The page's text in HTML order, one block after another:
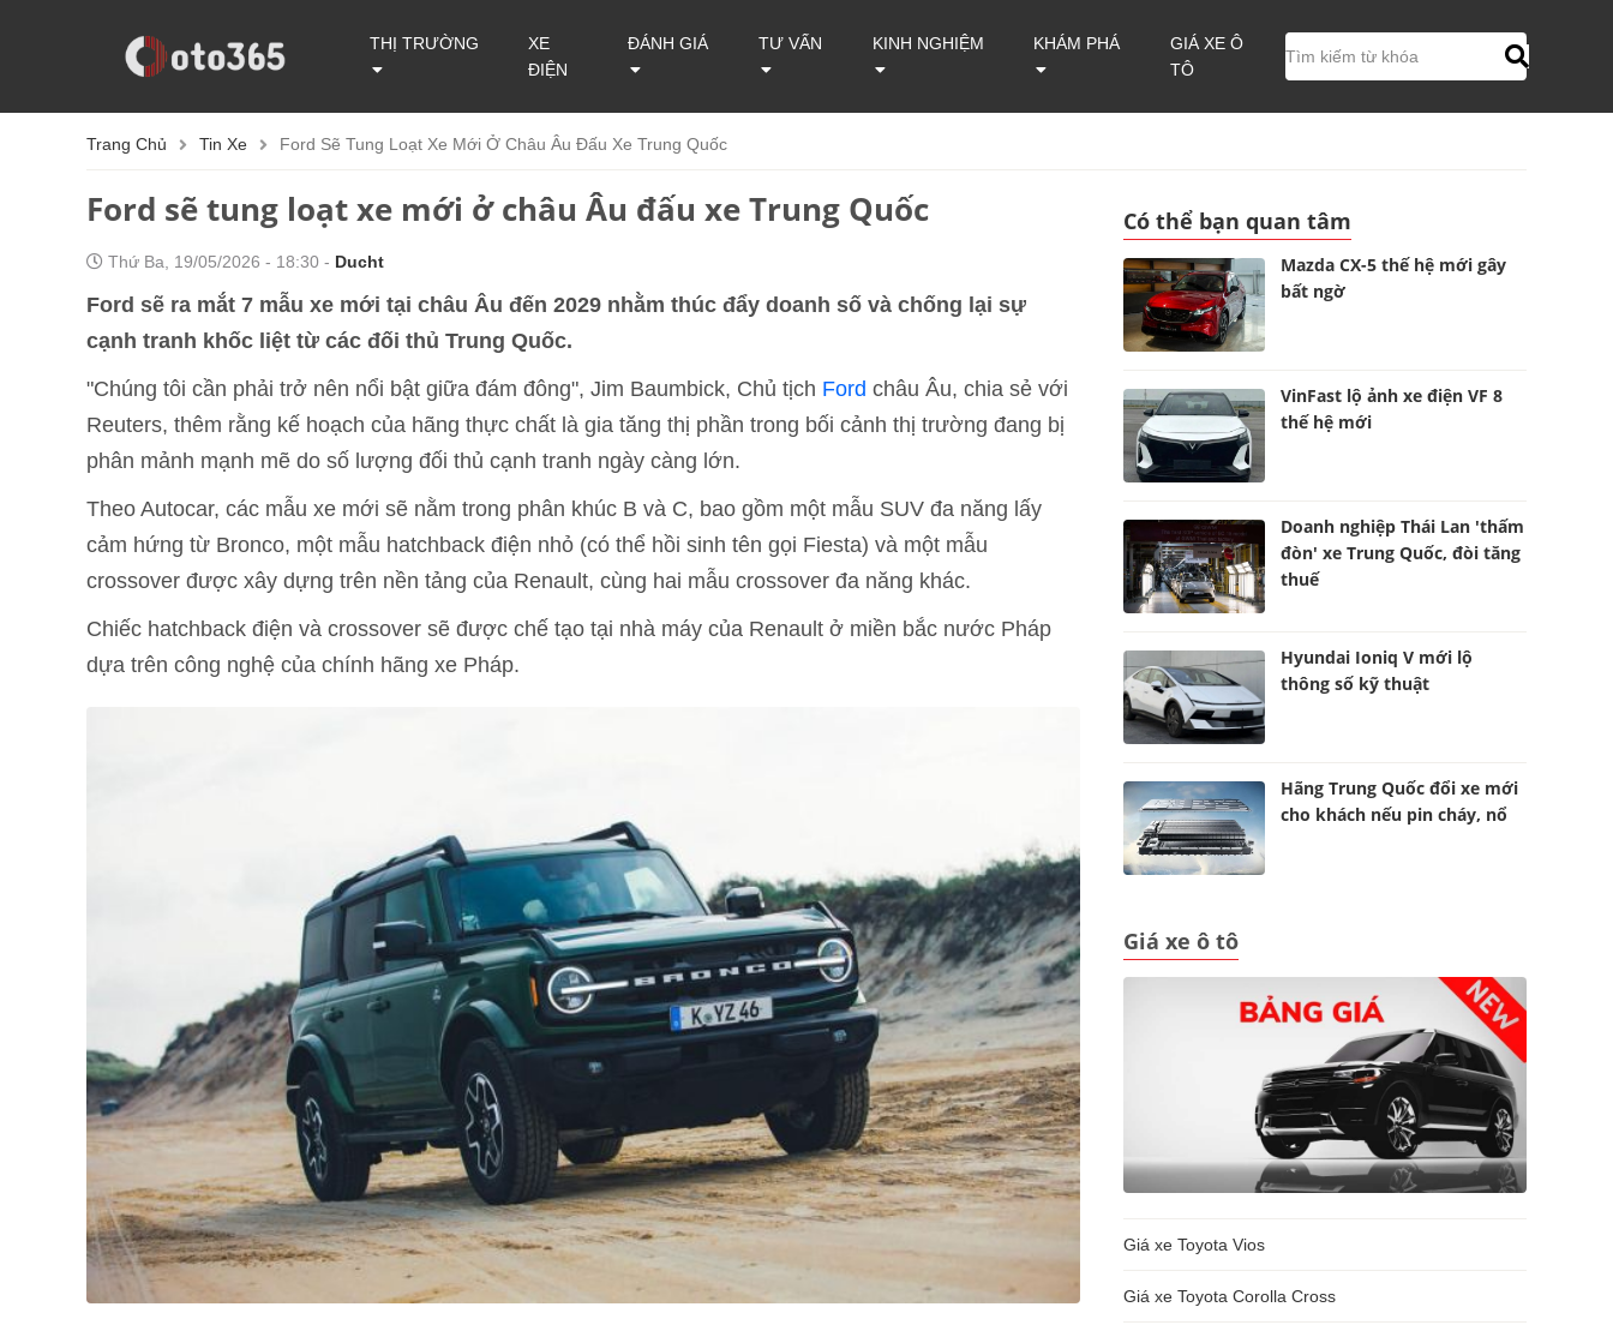
THỊ TRƯỜNG
XE
ĐIỆN
ĐÁNH GIÁ TƯ VẤN KINH NGHIỆM KHÁM PHÁ
GIÁ XE Ô
TÔ
Trang Chủ Tin Xe Ford Sẽ Tung Loạt Xe Mới Ở Châu Âu Đấu Xe Trung Quốc
Ford sẽ tung loạt xe mới ở châu Âu đấu xe Trung Quốc
Thứ Ba, 19/05/2026 - 18:30 - Ducht
Ford sẽ ra mắt 7 mẫu xe mới tại châu Âu đến 2029 nhằm thúc đẩy doanh số và chống lại sự
cạnh tranh khốc liệt từ các đối thủ Trung Quốc.
"Chúng tôi cần phải trở nên nổi bật giữa đám đông", Jim Baumbick, Chủ tịch Ford châu Âu, chia sẻ với
Reuters, thêm rằng kế hoạch của hãng thực chất là gia tăng thị phần trong bối cảnh thị trường đang bị
phân mảnh mạnh mẽ do số lượng đối thủ cạnh tranh ngày càng lớn.
Theo Autocar, các mẫu xe mới sẽ nằm trong phân khúc B và C, bao gồm một mẫu SUV đa năng lấy
cảm hứng từ Bronco, một mẫu hatchback điện nhỏ (có thể hồi sinh tên gọi Fiesta) và một mẫu
crossover được xây dựng trên nền tảng của Renault, cùng hai mẫu crossover đa năng khác.
Chiếc hatchback điện và crossover sẽ được chế tạo tại nhà máy của Renault ở miền bắc nước Pháp
dựa trên công nghệ của chính hãng xe Pháp.
Có thể bạn quan tâm
Mazda CX-5 thế hệ mới gây
bất ngờ
VinFast lộ ảnh xe điện VF 8
thế hệ mới
Doanh nghiệp Thái Lan 'thấm
đòn' xe Trung Quốc, đòi tăng
thuế
Hyundai Ioniq V mới lộ
thông số kỹ thuật
Hãng Trung Quốc đổi xe mới
cho khách nếu pin cháy, nổ
Giá xe ô tô
Giá xe Toyota Vios
Giá xe Toyota Corolla Cross